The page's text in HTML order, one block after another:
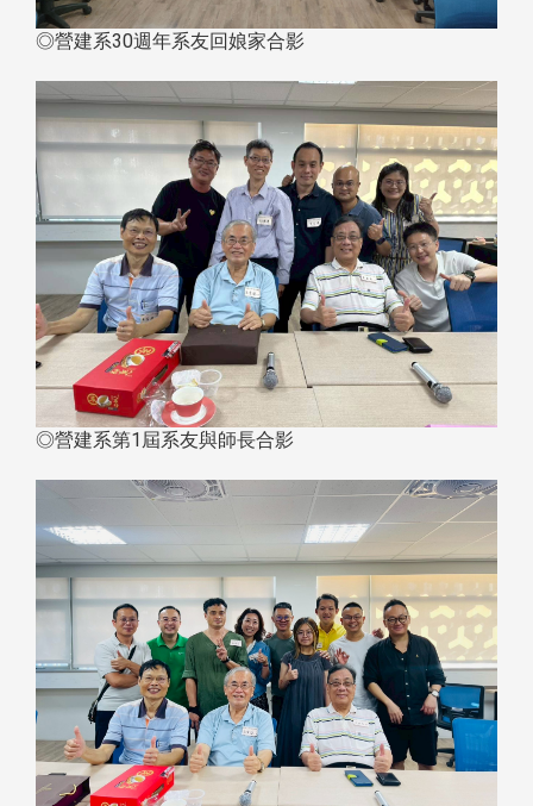
◎營建系30週年系友回娘家合影
◎營建系第1屆系友與師長合影